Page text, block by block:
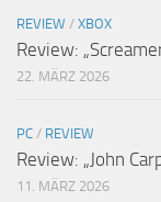
REVIEW / XBOX
Review:
22. MÄRZ 2026
PC / REVIEW
Review: „John
11. MÄRZ 2026